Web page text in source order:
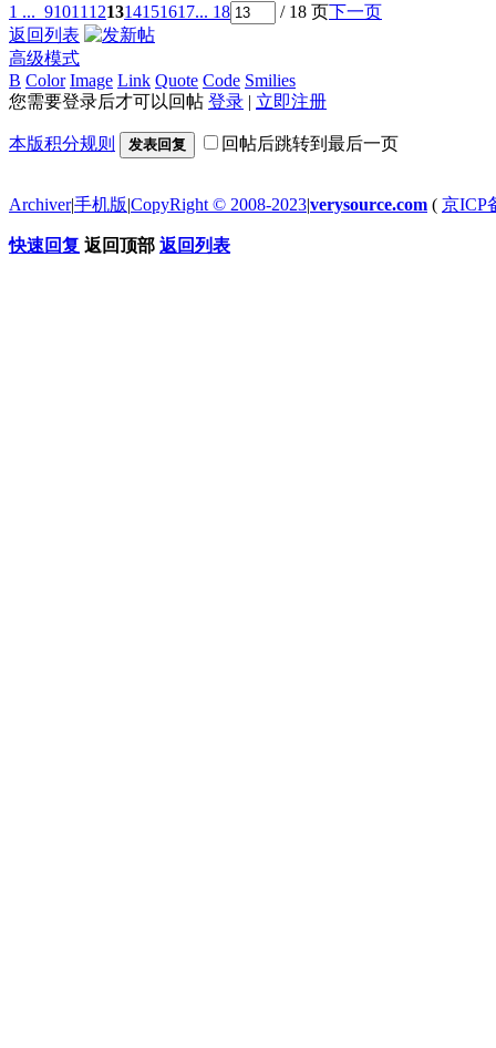
1 ... 91011 121314151617... 18 / 18 页下一页
返回列表
高级模式
B Color Image Link Quote Code Smilies
您需要登录后才可以回帖 登录 | 立即注册
本版积分规则 发表回复 回帖后跳转到最后一页
Archiver|手机版|CopyRight © 2008-2023|verysource.com ( 京ICP
快速回复 返回顶部 返回列表